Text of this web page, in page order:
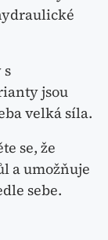
s
jsou
velká síla.
se, že
a umožňuje
sebe.